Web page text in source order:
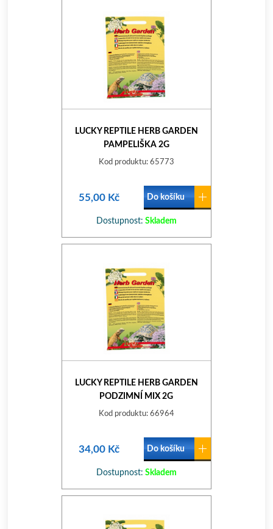
LUCKY REPTILE HERB GARDEN
PAMPELIŠKA 2G
Kod produktu: 65773
55,00 Kč Do košíku
Dostupnost: Skladem
LUCKY REPTILE HERB GARDEN
PODZIMNÍ MIX 2G
Kod produktu: 66964
34,00 Kč Do košíku
Dostupnost: Skladem